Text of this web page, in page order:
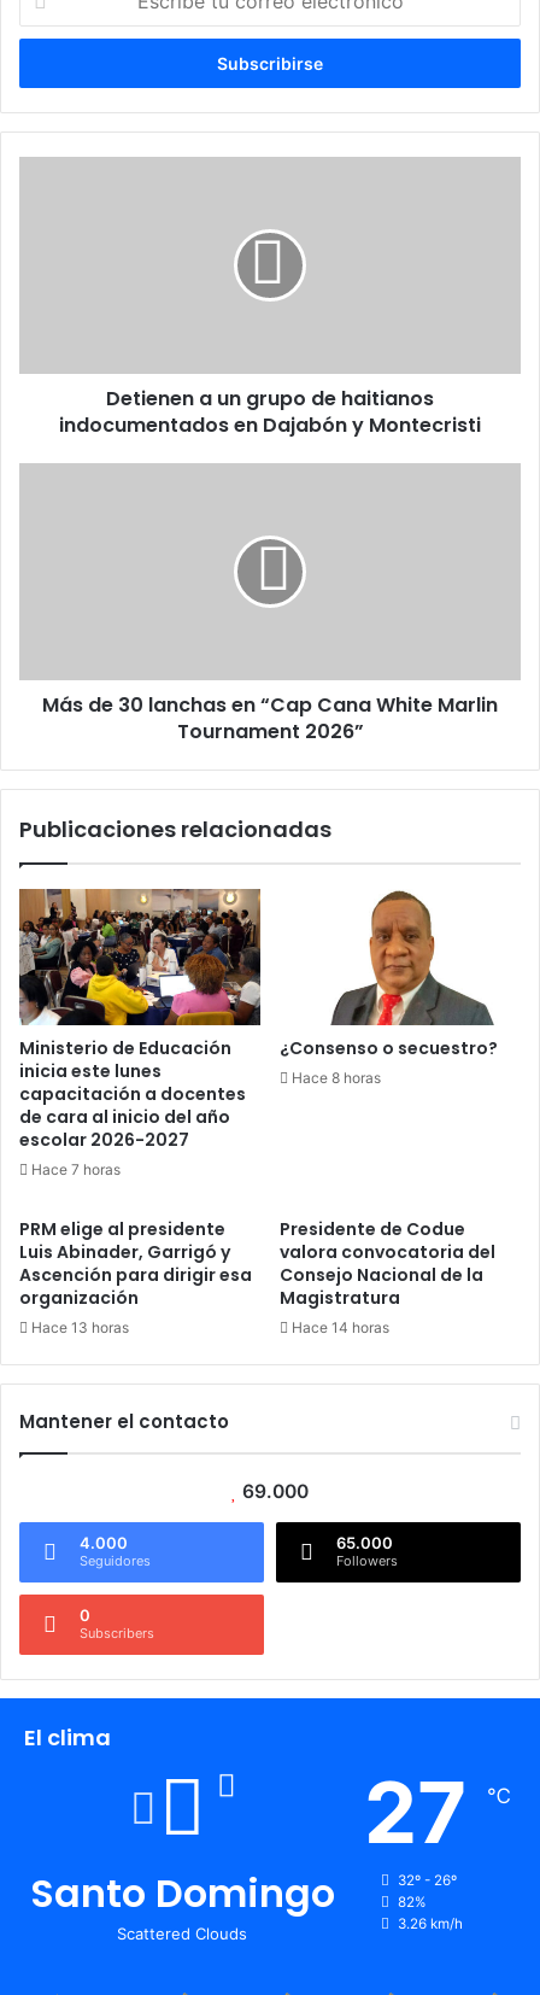
correo
Dajabón
Montecristi
Detienen a un grupo de haitianos
indocumentados en Dajabón y Montecristi
Marlin
Tournament
Más de 30 lanchas en “Cap Cana White Marlin
Tournament 2026”
Publicaciones relacionadas
Ministerio de Educación
inicia este lunes
capacitación a docentes
de cara al inicio del año
escolar 2026-2027
Hace 7 horas
¿Consenso o secuestro?
Hace 8 horas
PRM elige al presidente
Luis Abinader, Garrigó y
Ascención para dirigir esa
organización
Hace 13 horas
Presidente de Codue
valora convocatoria del
Consejo Nacional de la
Magistratura
Hace 14 horas
Mantener el contacto
69.000
4.000
Seguidores
65.000
Followers
0
Subscribers
El clima
Santo Domingo
Scattered Clouds
27 ℃
32º - 26º
82%
3.26 km/h